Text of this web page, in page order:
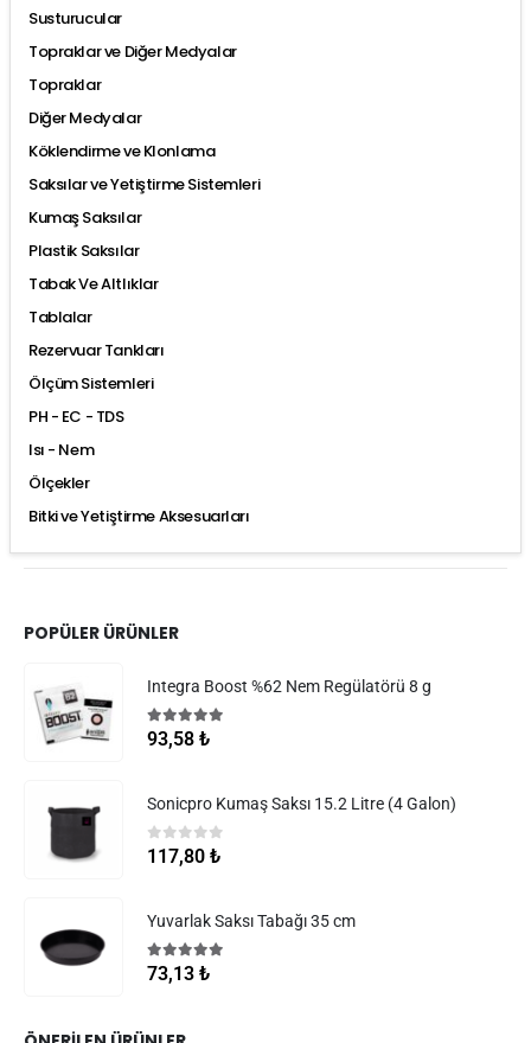
Susturucular
Topraklar ve Diğer Medyalar
Topraklar
Diğer Medyalar
Köklendirme ve Klonlama
Saksılar ve Yetiştirme Sistemleri
Kumaş Saksılar
Plastik Saksılar
Tabak Ve Altlıklar
Tablalar
Rezervuar Tankları
Ölçüm Sistemleri
PH - EC - TDS
Isı - Nem
Ölçekler
Bitki ve Yetiştirme Aksesuarları
POPÜLER ÜRÜNLER
Integra Boost %62 Nem Regülatörü 8 g
5.005 üzerinden
93,58 ₺
Sonicpro Kumaş Saksı 15.2 Litre (4 Galon)
0 5 üzerinden
117,80 ₺
Yuvarlak Saksı Tabağı 35 cm
5.005 üzerinden
73,13 ₺